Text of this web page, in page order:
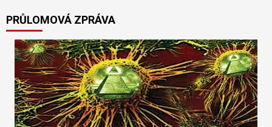
PRŮLOMOVÁ ZPRÁVA